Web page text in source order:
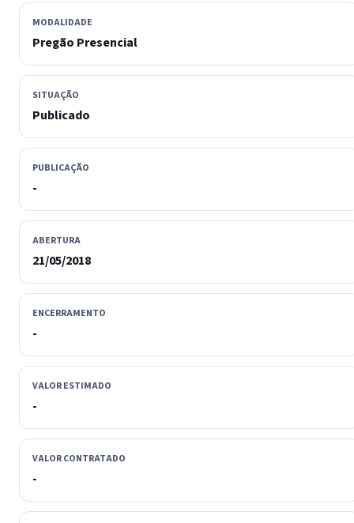
MODALIDADE
Pregão Presencial
SITUAÇÃO
Publicado
PUBLICAÇÃO
-
ABERTURA
21/05/2018
ENCERRAMENTO
-
VALOR ESTIMADO
-
VALOR CONTRATADO
-